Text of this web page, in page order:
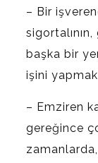
– Bir
başka bir
işini
– Emziren
gereğince
zamanlarda,